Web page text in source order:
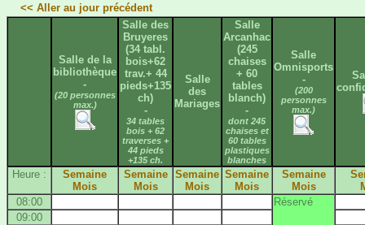
<< Aller au jour précédent
Salle de la
bibliothèque
-
(20 personnes
max.)
Salle des
Bruyeres
(34 tabl.
bois+62
trav.+ 44
pieds+135
ch)
-
34 tables
bois + 62
traverses +
44 pieds
+135 ch.
Salle
des
Mariages
Salle
Arcanhac
(245
chaises
+ 60
tables
blanch)
-
dont 245
chaises et
60 tables
plastiques
blanches
Salle
Omnisports
-
(200
personnes
max.)
Heure :
Semaine
Mois
Semaine
Mois
Semaine
Mois
Semaine
Mois
Semaine
Mois
08:00
Réservé
09:00